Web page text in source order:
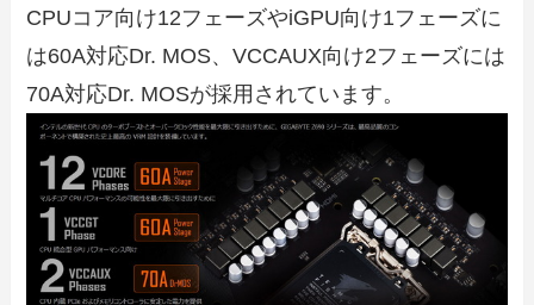
CPUコア向け12フェーズやiGPU向け1フェーズに
は60A対応Dr. MOS、VCCAUX向け2フェーズには
70A対応Dr. MOSが採用されています。